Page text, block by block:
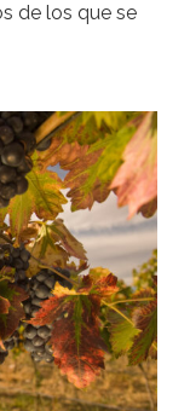
de los que se